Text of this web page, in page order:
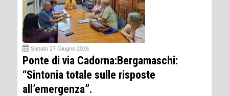
Sabato 27 Giugno 2026
Ponte di via Cadorna:Bergamaschi:
“Sintonia totale sulle risposte
all’emergenza”.